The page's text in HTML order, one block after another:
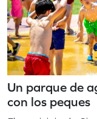
Un parque de
con los peques